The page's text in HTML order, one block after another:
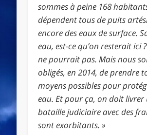
sommes à peine 168
dépendent tous de puits
encore des eaux de surface.
eau, est-ce qu’on resterait ici
ne pourrait pas. Mais nous
obligés, en 2014, de prendre
moyens possibles pour
eau. Et pour ça, on doit livrer
bataille judiciaire avec des
sont exorbitants. »